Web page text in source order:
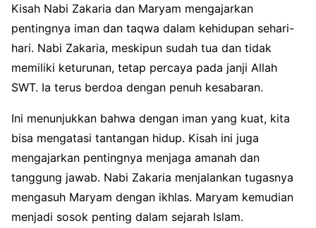
Kisah Nabi Zakaria dan Maryam mengajarkan
pentingnya iman dan taqwa dalam kehidupan sehari-
hari. Nabi Zakaria, meskipun sudah tua dan tidak
memiliki keturunan, tetap percaya pada janji Allah
SWT. Ia terus berdoa dengan penuh kesabaran.
Ini menunjukkan bahwa dengan iman yang kuat, kita
bisa mengatasi tantangan hidup. Kisah ini juga
mengajarkan pentingnya menjaga amanah dan
tanggung jawab. Nabi Zakaria menjalankan tugasnya
mengasuh Maryam dengan ikhlas. Maryam kemudian
menjadi sosok penting dalam sejarah Islam.